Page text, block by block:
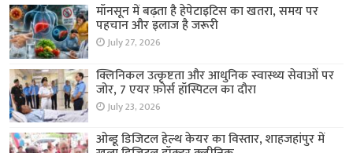
मॉनसून में बढ़ता है हेपेटाइटिस का खतरा, समय पर
पहचान और इलाज है जरूरी
July 27, 2026
क्लिनिकल उत्कृष्टता और आधुनिक स्वास्थ्य सेवाओं पर
जोर, 7 एयर फ़ोर्स हॉस्पिटल का दौरा
July 23, 2026
ओब्डू डिजिटल हेल्थ केयर का विस्तार, शाहजहांपुर में